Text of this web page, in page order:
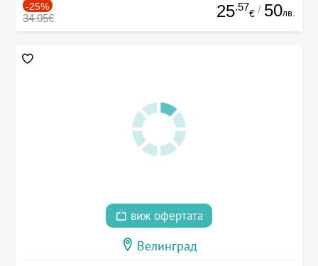
-25%
34.05€ 25.57
€ / 50лв.
виж офертата
Велинград